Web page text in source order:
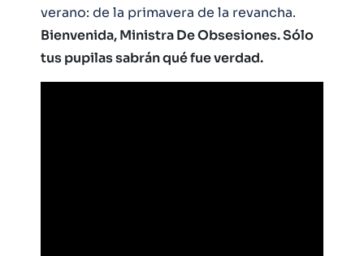
verano: de la primavera de la revancha.
Bienvenida, Ministra De Obsesiones. Sólo
tus pupilas sabrán qué fue verdad.